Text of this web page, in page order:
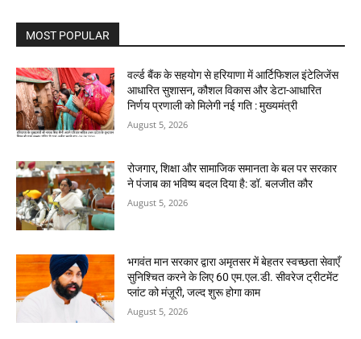
MOST POPULAR
वर्ल्ड बैंक के सहयोग से हरियाणा में आर्टिफिशल इंटेलिजेंस
आधारित सुशासन, कौशल विकास और डेटा-आधारित
निर्णय प्रणाली को मिलेगी नई गति : मुख्यमंत्री
August 5, 2026
रोजगार, शिक्षा और सामाजिक समानता के बल पर सरकार
ने पंजाब का भविष्य बदल दिया है: डॉ. बलजीत कौर
August 5, 2026
भगवंत मान सरकार द्वारा अमृतसर में बेहतर स्वच्छता सेवाएँ
सुनिश्चित करने के लिए 60 एम.एल.डी. सीवरेज ट्रीटमेंट
प्लांट को मंज़ूरी, जल्द शुरू होगा काम
August 5, 2026